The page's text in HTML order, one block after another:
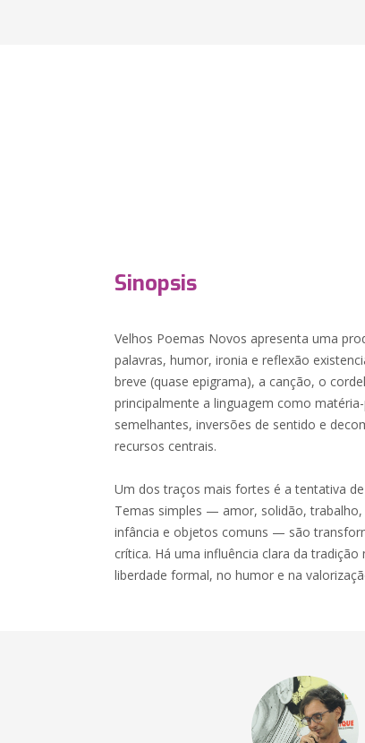
Sinopsis
Velhos Poemas Novos apresenta uma
palavras, humor, ironia e reflexão
breve (quase epigrama), a canção, o
principalmente a linguagem como
semelhantes, inversões de sentido e
recursos centrais.
Um dos traços mais fortes é a tentativa
Temas simples — amor, solidão,
infância e objetos comuns — são
crítica. Há uma influência clara da
liberdade formal, no humor e na